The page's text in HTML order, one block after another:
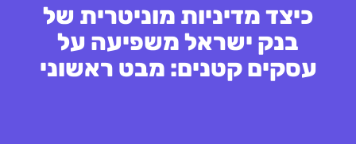
כיצד מדיניות מוניטרית של
בנק ישראל משפיעה על
עסקים קטנים: מבט ראשוני